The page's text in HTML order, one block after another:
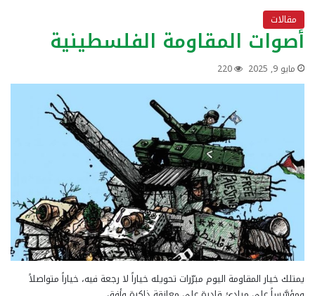
مقالات
أصوات المقاومة الفلسطينية
مايو 9, 2025 220
يمتلك خيار المقاومة اليوم مبرّرات تحويله خياراً لا رجعة فيه، خياراً متواصلاً